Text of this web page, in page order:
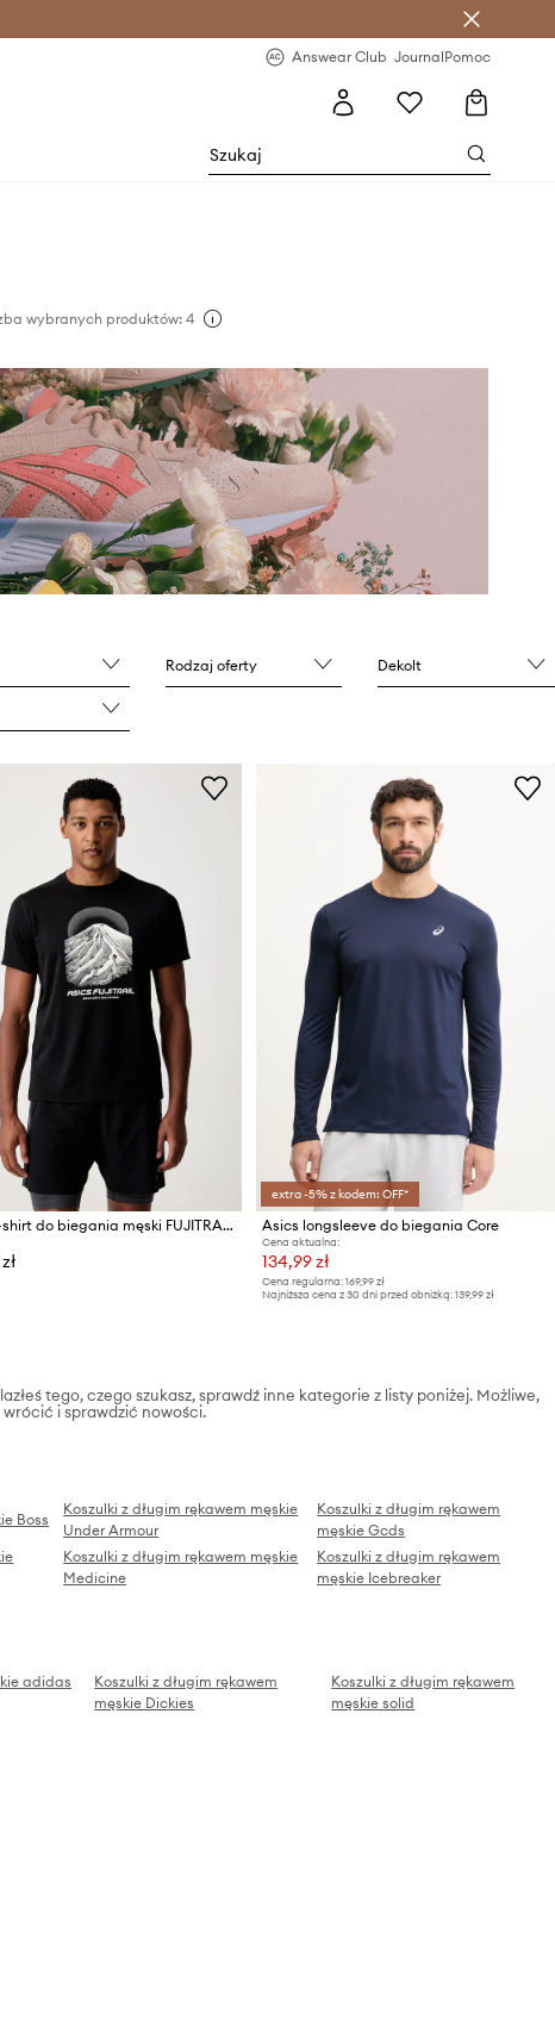
Answear Club JournalPomoc
wybranych produktów: 4
Rodzaj oferty Dekolt
Asics T-shirt do biegania męski FUJITRAIL LOGO SS TOP
extra -5% z kodem: OFF*
Asics longsleeve do biegania Core
Cena aktualna:
134,99 zł
Cena regularna: 169,99 zł
Najniższa cena z 30 dni przed obniżką: 139,99 zł
tego, czego szukasz, sprawdź inne kategorie z listy poniżej. Możliwe,
i sprawdzić nowości.
Boss
Koszulki z długim rękawem męskie
Under Armour
Koszulki z długim rękawem
męskie Gcds
Koszulki z długim rękawem męskie
Medicine
Koszulki z długim rękawem
męskie Icebreaker
adidas
Koszulki z długim rękawem
męskie Dickies
Koszulki z długim rękawem
męskie solid